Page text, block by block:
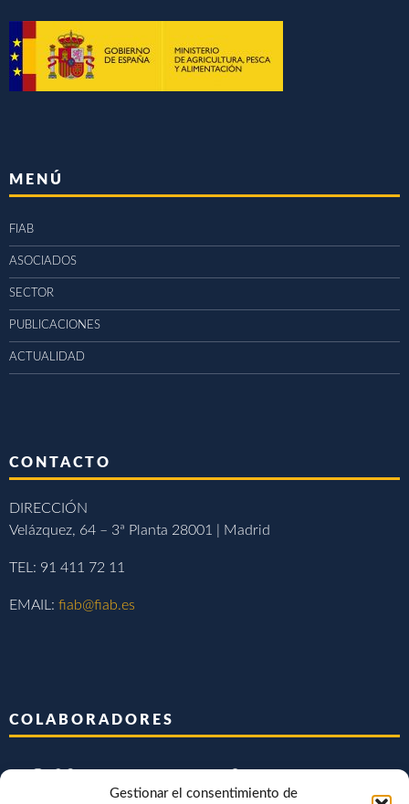
Gestionar el consentimiento de
MENÚ
FIAB
ASOCIADOS
SECTOR
PUBLICACIONES
ACTUALIDAD
CONTACTO
DIRECCIÓN
Velázquez, 64 – 3ª Planta 28001 | Madrid
TEL: 91 411 72 11
EMAIL: fiab@fiab.es
COLABORADORES